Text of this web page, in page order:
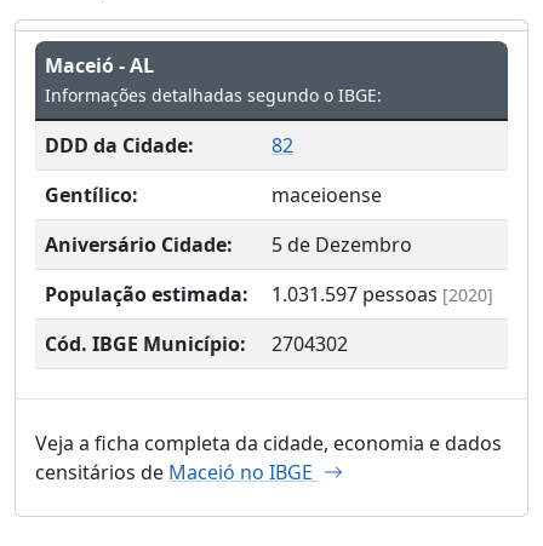
Maceió - AL
Informações detalhadas segundo o IBGE:
DDD da Cidade:
82
Gentílico:
maceioense
Aniversário Cidade:
5 de Dezembro
População estimada:
1.031.597 pessoas [2020]
Cód. IBGE Município: 2704302
Veja a ficha completa da cidade, economia e dados
censitários de Maceió no IBGE